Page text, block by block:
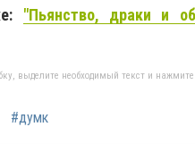
"Пьянство, драки и
выделите необходимый текст и
#думк